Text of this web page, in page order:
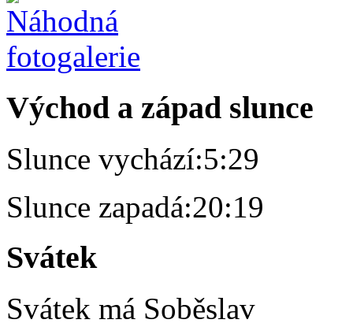
Východ a západ slunce
Slunce vychází:5:29
Slunce zapadá:20:19
Svátek
Svátek má Soběslav